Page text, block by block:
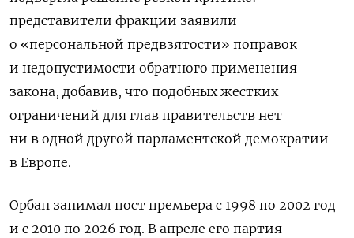
представители фракции заявили
о «персональной предвзятости» поправок
и недопустимости обратного применения
закона, добавив, что подобных жестких
ограничений для глав правительств нет
ни в одной другой парламентской демократии
в Европе.
Орбан занимал пост премьера с 1998 по 2002 год
и с 2010 по 2026 год. В апреле его партия